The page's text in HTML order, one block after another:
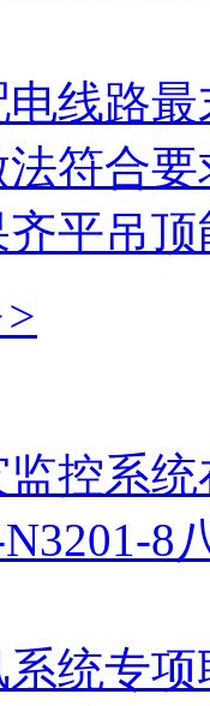
线路
符合
平吊
控系
8
统专